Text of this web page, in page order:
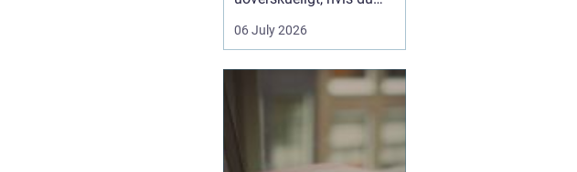
ikke kender byen eller det
lokale boligmarked. Der
priserne varierer, og
områderne har hver
deres særpræg. Med en
klar plan, lidt viden om
06 July 2026